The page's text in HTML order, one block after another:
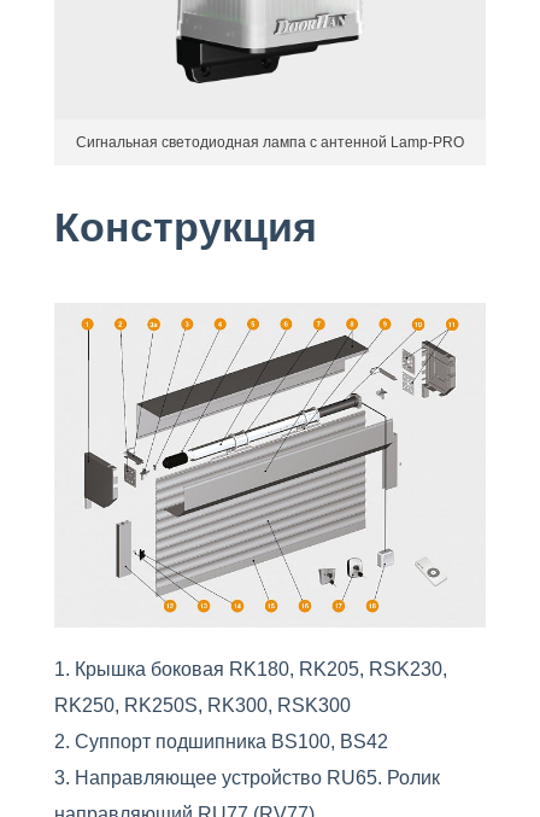
Сигнальная светодиодная лампа с антенной Lamp-PRO
Конструкция
Крышка боковая RK180, RK205, RSK230,
RK250, RK250S, RK300, RSK300
Суппорт подшипника BS100, BS42
Направляющее устройство RU65. Ролик